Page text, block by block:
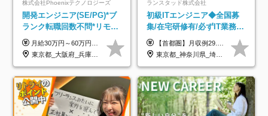
株式会社Phoenixテクノロジーズ
開発エンジニア(SE/PG)*ブ
ランク転職回数不問*リモー
ト案件多数*残業ほぼ0*通院
のための半休制度あり
月給30万円～60万円+住宅手当+職能手当+役職手当+決算賞与+報奨金 ※経験・能力を考慮し、優遇します ※給与には20時間分のみなし時間外手当(3万7000円以上)を含みます(超過時間分は別途追加支給) ※試用期間3～6ヵ月あり(その間の給与、待遇に差異なし) ※場合によって契約社員での採用の可能性あり(面接時に応相談)
東京都_大阪府_兵庫県_京都府_福岡県
ランスタッド株式会社
初級ITエンジニア◆全国募
集/在宅研修有/必ずIT業務配
属/月収例29.5万円/Web面接
1回/SE
【首都圏】月収例29.5万円（月給26万円＋諸手当） 【東海・関西】月収例28.5万円（月給25万円＋諸手当） 【九州】月収例26万円（月給23万円＋諸手当） ※経験・スキル・前職給与を踏まえ、総合的に判断して決定します。 例：首都圏 月収例31万円（月給27万円＋諸手当） ◆各種手当 ・通勤手当（上限4万円まで） ・残業代手当（1分単位で全額支給） ※固定残業代制は採用しておりません ・深夜勤務手当 ・資格取得支援（ランクに応じてお祝い金1万円～10万円を支給） ◆昇給：年1回 ◆補足 ・研修中1ヶ月間は、時給1670円となります。 ・試用期間6ヶ月あり。その間の待遇に変更はありません。 ※詳細は面接時にご案内します。
東京都_神奈川県_埼玉県_千葉県_大阪府_愛知県_兵庫県_京都府_福岡県